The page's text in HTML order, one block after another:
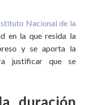
Nacional de la
en la que resida la
y se aporta la
justificar que se
duración